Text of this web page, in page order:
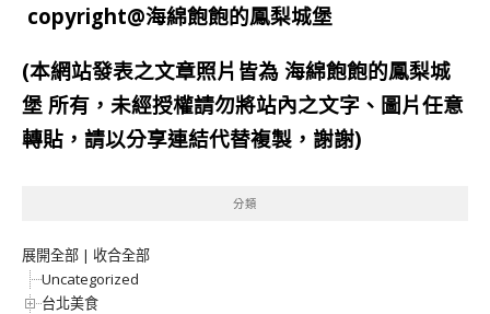
copyright@海綿飽飽的鳳梨城堡
(本網站發表之文章照片皆為 海綿飽飽的鳳梨城
堡 所有，未經授權請勿將站內之文字、圖片任意
轉貼，請以分享連結代替複製，謝謝)
分類
展開全部 | 收合全部
Uncategorized
台北美食